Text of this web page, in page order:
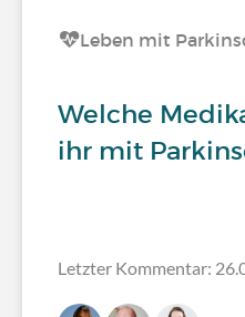
Leben mit
Welche
ihr mit
Letzter Kommentar: